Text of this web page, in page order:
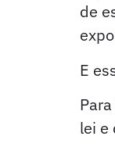
de
E
lei e